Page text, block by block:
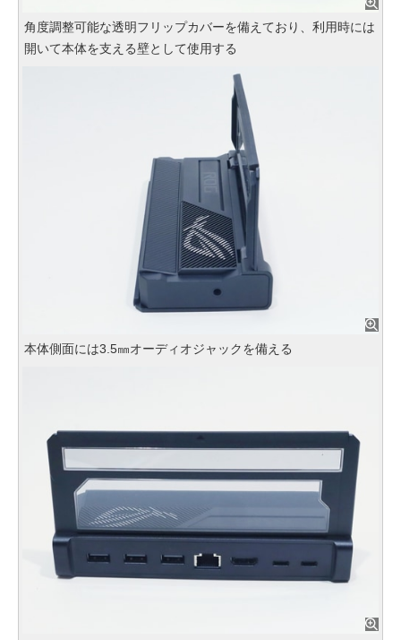
角度調整可能な透明フリップカバーを備えており、利用時には
開いて本体を支える壁として使用する
本体側面には3.5㎜オーディオジャックを備える